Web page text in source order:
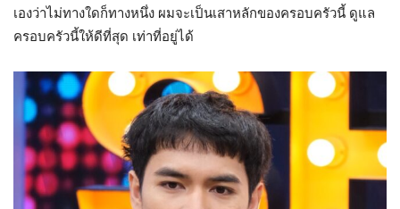
เองว่าไม่ทางใดก็ทางหนึ่ง ผมจะเป็นเสาหลักของครอบครัวนี้ ดูแล
ครอบครัวนี้ให้ดีที่สุด เท่าที่อยู่ได้